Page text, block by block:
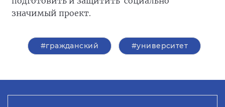
значимый проект.
#гражданский #университет